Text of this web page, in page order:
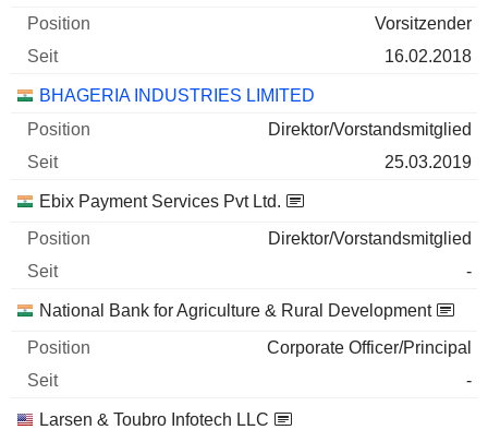
Vorsitzender
16.02.2018
BHAGERIA INDUSTRIES LIMITED
Direktor/Vorstandsmitglied
25.03.2019
Ebix Payment Services Pvt Ltd.
Direktor/Vorstandsmitglied
-
National Bank for Agriculture & Rural Development
Corporate Officer/Principal
-
Larsen & Toubro Infotech LLC